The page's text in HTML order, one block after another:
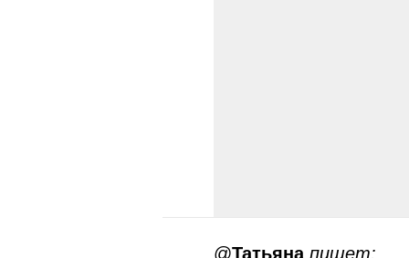
@Татьяна пишет: